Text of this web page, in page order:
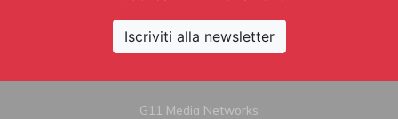
Iscriviti alla newsletter
G11 Media Networks